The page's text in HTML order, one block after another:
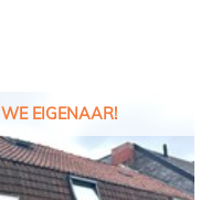
EIGENAAR!